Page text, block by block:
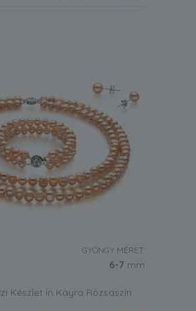
GYÖNGY MÉRET:
6-7 mm
Készlet in Kayra Rózsaszín